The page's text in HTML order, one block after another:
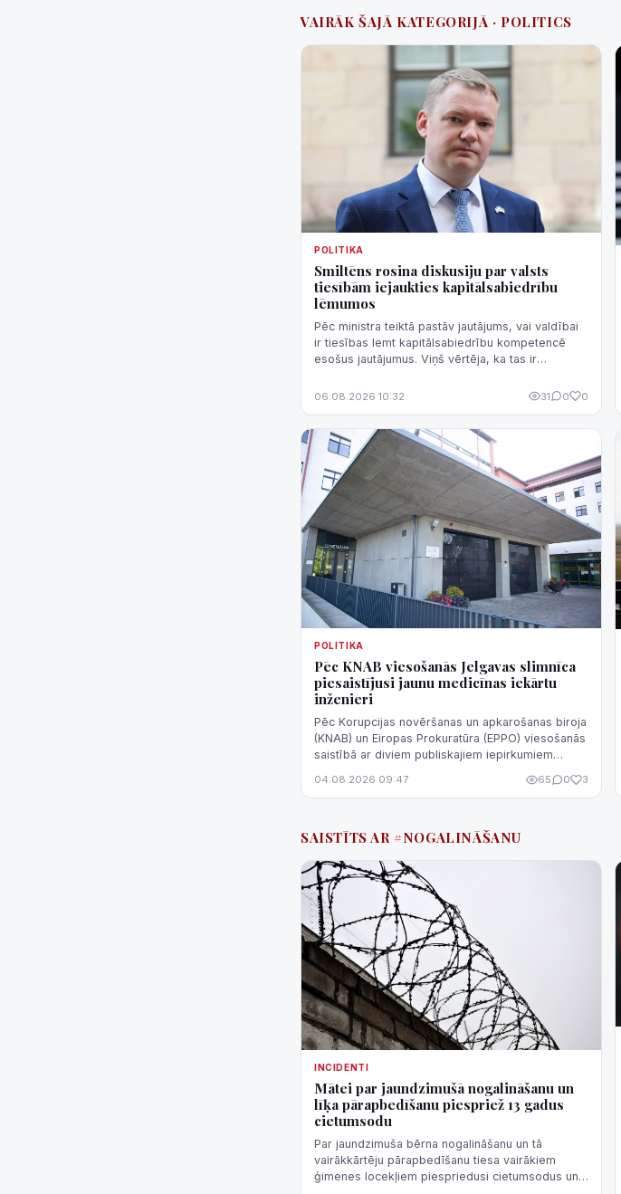
VAIRĀK ŠAJĀ KATEGORIJĀ · POLITICS
POLITIKA
Smiltēns rosina diskusiju par valsts
tiesībām iejaukties kapitālsabiedrību
lēmumos
Pēc ministra teiktā pastāv jautājums, vai valdībai
ir tiesības lemt kapitālsabiedrību kompetencē
esošus jautājumus. Viņš vērtēja, ka tas ir
06.08.2026 10:32 31 0 0
POLITIKA
Pēc KNAB viesošanās Jelgavas slimnīca
piesaistījusi jaunu medicīnas iekārtu
inženieri
Pēc Korupcijas novēršanas un apkarošanas biroja
(KNAB) un Eiropas Prokuratūra (EPPO) viesošanās
saistībā ar diviem publiskajiem iepirkumiem
iekārtu inže...
04.08.2026 09:47 65 0 3
SAISTĪTS AR #NOGALINĀŠANU
INCIDENTI
Mātei par jaundzimušā nogalināšanu un
līķa pārapbedīšanu piespriež 13 gadus
cietumsodu
Par jaundzimuša bērna nogalināšanu un tā
vairākkārtēju pārapbedīšanu tiesa vairākiem
ģimenes locekļiem piespriedusi cietumsodus un